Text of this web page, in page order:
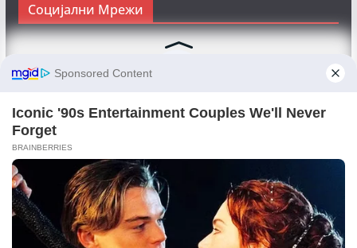
Социјални Мрежи
Следете нè на Фејсбук за да сте во тек со најновите